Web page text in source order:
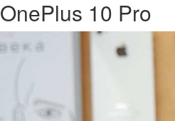
OnePlus 10 Pro